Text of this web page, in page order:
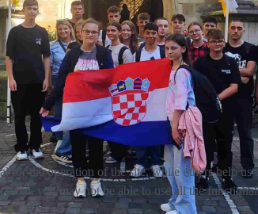
for the operation of the site, while others help
you may not be able to use all the